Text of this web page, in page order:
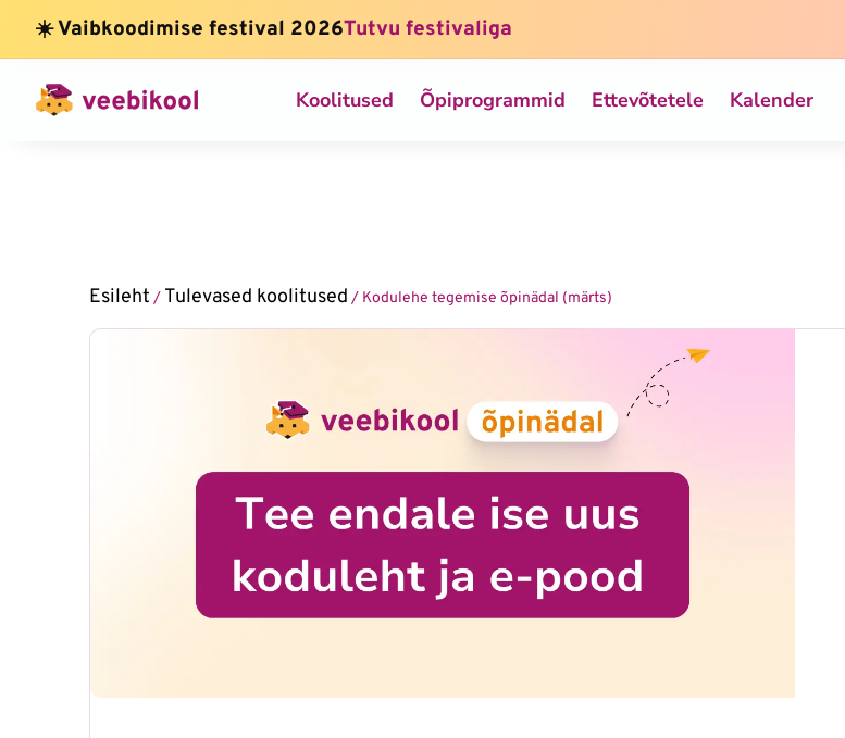
☀️ Vaibkoodimise festival 2026Tutvu festivaliga
Koolitused Õpiprogrammid Ettevõtetele Kalender
Esileht / Tulevased koolitused / Kodulehe tegemise õpinädal (märts)